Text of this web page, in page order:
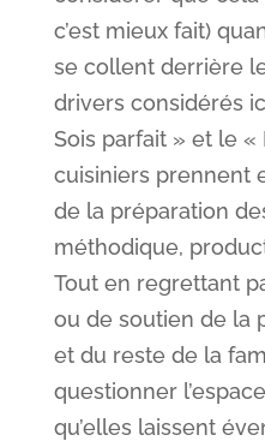
c’est mieux fait)
se collent derrière
drivers considérés
Sois parfait » et le «
cuisiniers prennent
de la préparation
méthodique,
Tout en regrettant
ou de soutien de la
et du reste de la
questionner
qu’elles laissent